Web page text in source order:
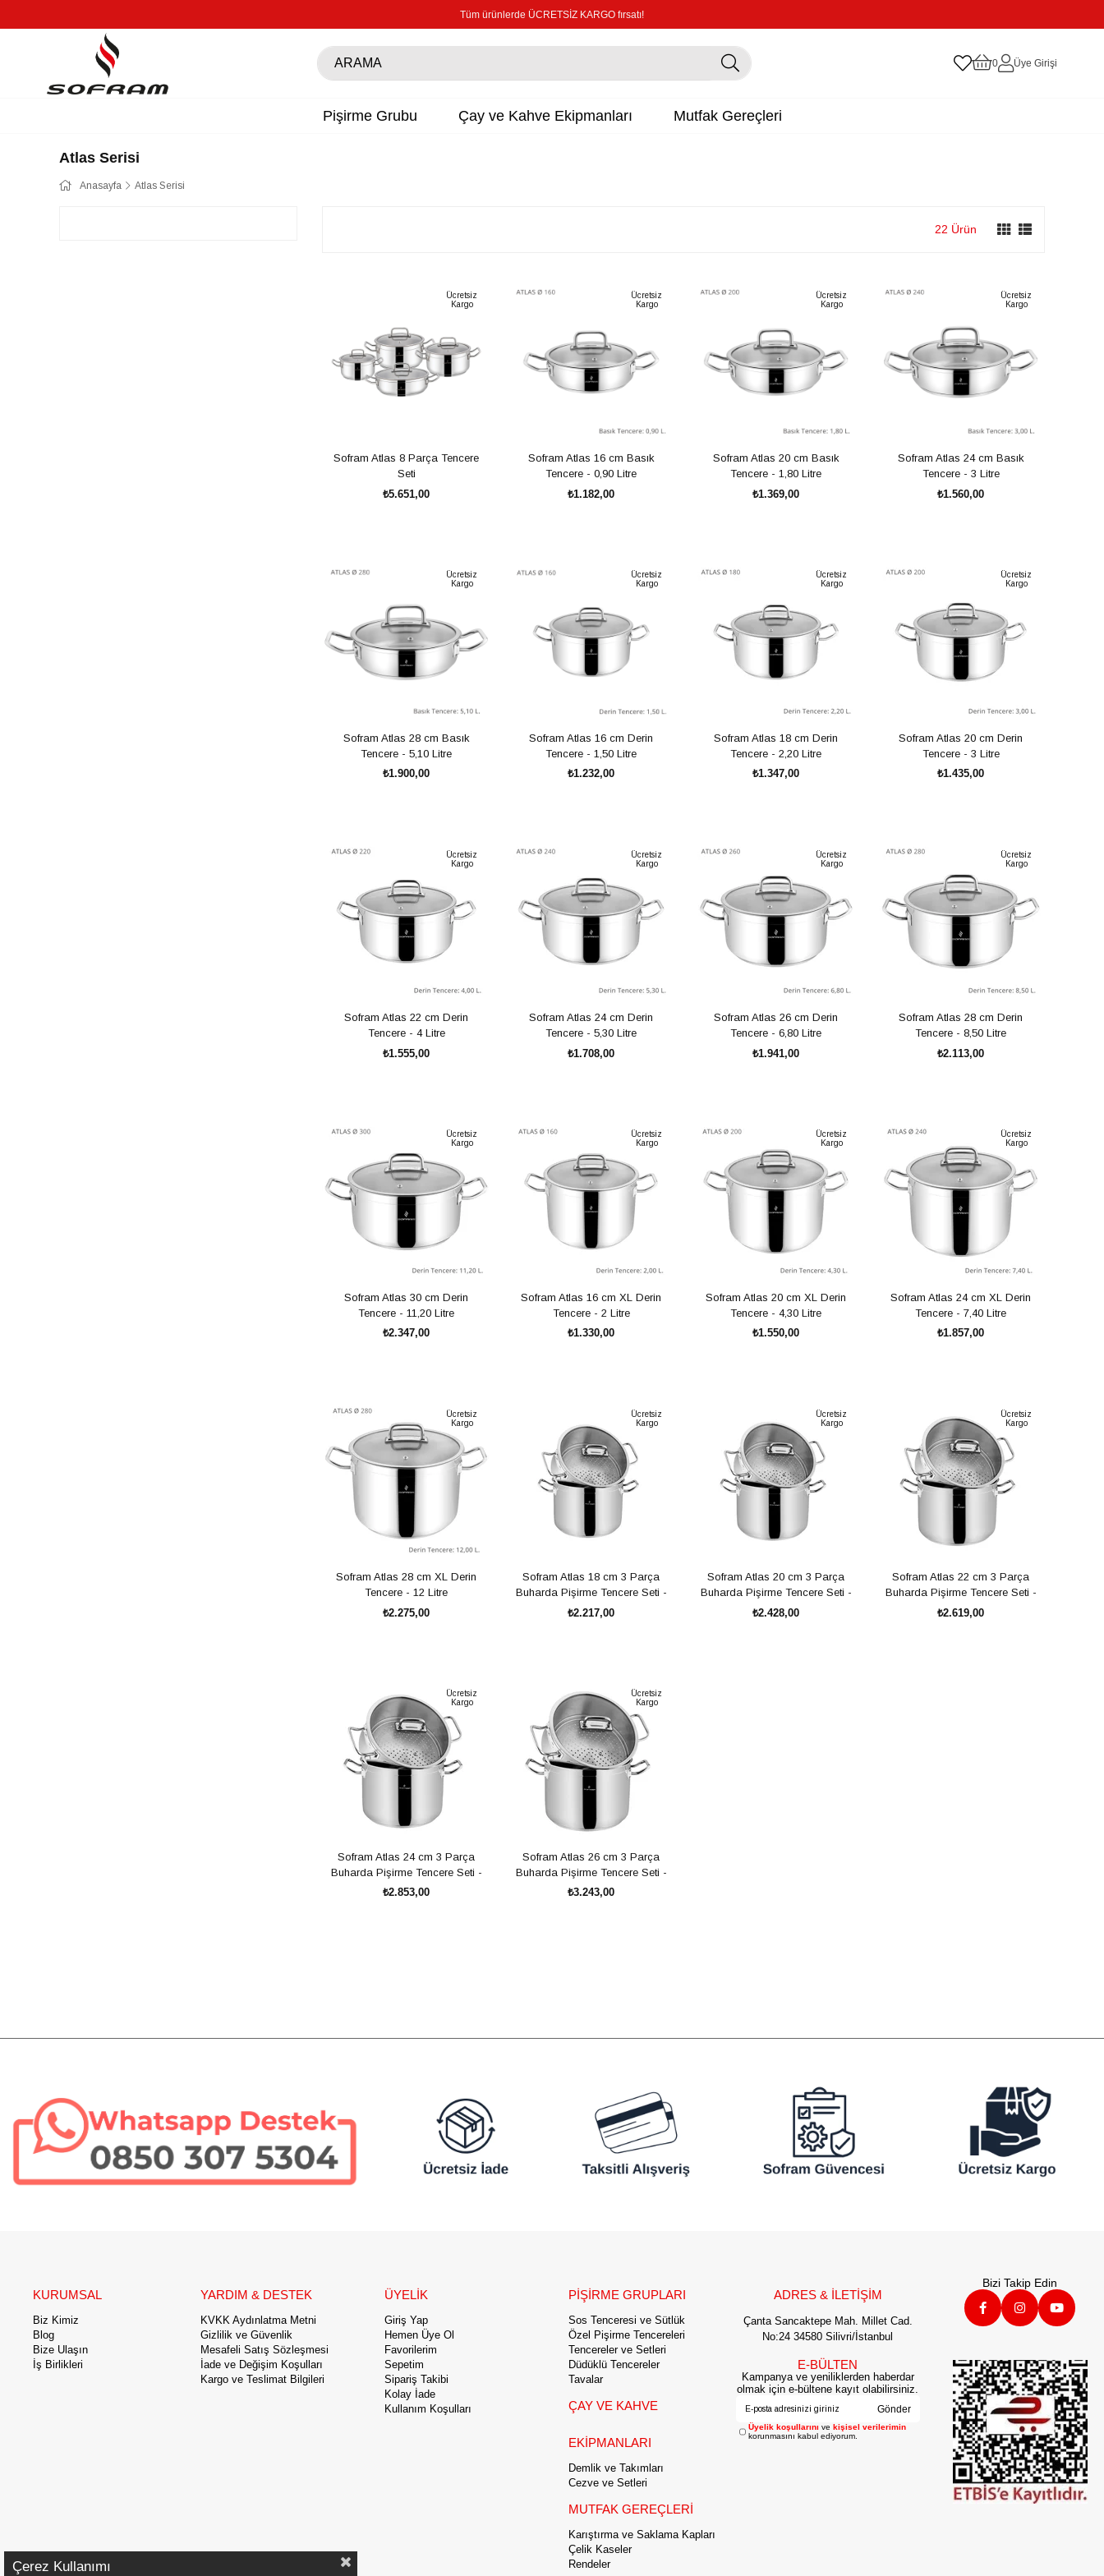
Tüm ürünlerde ÜCRETSİZ KARGO fırsatı!
0 Üye Girişi
Pişirme Grubu Çay ve Kahve Ekipmanları Mutfak Gereçleri
Atlas Serisi
Anasayfa Atlas Serisi
22 Ürün
Ücretsiz
Kargo
Sofram Atlas 8 Parça Tencere
Seti
₺5.651,00
Ücretsiz
Kargo
Sofram Atlas 16 cm Basık
Tencere - 0,90 Litre
₺1.182,00
Ücretsiz
Kargo
Sofram Atlas 20 cm Basık
Tencere - 1,80 Litre
₺1.369,00
Ücretsiz
Kargo
Sofram Atlas 24 cm Basık
Tencere - 3 Litre
₺1.560,00
Ücretsiz
Kargo
Sofram Atlas 28 cm Basık
Tencere - 5,10 Litre
₺1.900,00
Ücretsiz
Kargo
Sofram Atlas 16 cm Derin
Tencere - 1,50 Litre
₺1.232,00
Ücretsiz
Kargo
Sofram Atlas 18 cm Derin
Tencere - 2,20 Litre
₺1.347,00
Ücretsiz
Kargo
Sofram Atlas 20 cm Derin
Tencere - 3 Litre
₺1.435,00
Ücretsiz
Kargo
Sofram Atlas 22 cm Derin
Tencere - 4 Litre
₺1.555,00
Ücretsiz
Kargo
Sofram Atlas 24 cm Derin
Tencere - 5,30 Litre
₺1.708,00
Ücretsiz
Kargo
Sofram Atlas 26 cm Derin
Tencere - 6,80 Litre
₺1.941,00
Ücretsiz
Kargo
Sofram Atlas 28 cm Derin
Tencere - 8,50 Litre
₺2.113,00
Ücretsiz
Kargo
Sofram Atlas 30 cm Derin
Tencere - 11,20 Litre
₺2.347,00
Ücretsiz
Kargo
Sofram Atlas 16 cm XL Derin
Tencere - 2 Litre
₺1.330,00
Ücretsiz
Kargo
Sofram Atlas 20 cm XL Derin
Tencere - 4,30 Litre
₺1.550,00
Ücretsiz
Kargo
Sofram Atlas 24 cm XL Derin
Tencere - 7,40 Litre
₺1.857,00
Ücretsiz
Kargo
Sofram Atlas 28 cm XL Derin
Tencere - 12 Litre
₺2.275,00
Ücretsiz
Kargo
Sofram Atlas 18 cm 3 Parça
Buharda Pişirme Tencere Seti -
3,10 Litre
₺2.217,00
Ücretsiz
Kargo
Sofram Atlas 20 cm 3 Parça
Buharda Pişirme Tencere Seti -
4,30 Litre
₺2.428,00
Ücretsiz
Kargo
Sofram Atlas 22 cm 3 Parça
Buharda Pişirme Tencere Seti -
5,70 Litre
₺2.619,00
Ücretsiz
Kargo
Sofram Atlas 24 cm 3 Parça
Buharda Pişirme Tencere Seti -
7,40 Litre
₺2.853,00
Ücretsiz
Kargo
Sofram Atlas 26 cm 3 Parça
Buharda Pişirme Tencere Seti -
9,60 Litre
₺3.243,00
KURUMSAL
Biz Kimiz
Blog
Bize Ulaşın
İş Birlikleri
YARDIM & DESTEK
KVKK Aydınlatma Metni
Gizlilik ve Güvenlik
Mesafeli Satış Sözleşmesi
İade ve Değişim Koşulları
Kargo ve Teslimat Bilgileri
ÜYELİK
Giriş Yap
Hemen Üye Ol
Favorilerim
Sepetim
Sipariş Takibi
Kolay İade
Kullanım Koşulları
PİŞİRME GRUPLARI
Sos Tenceresi ve Sütlük
Özel Pişirme Tencereleri
Tencereler ve Setleri
Düdüklü Tencereler
Tavalar
ÇAY VE KAHVE
EKİPMANLARI
Demlik ve Takımları
Cezve ve Setleri
MUTFAK GEREÇLERİ
Karıştırma ve Saklama Kapları
Çelik Kaseler
Rendeler
ADRES & İLETİŞİM
Çanta Sancaktepe Mah. Millet Cad.
No:24 34580 Silivri/İstanbul
E-BÜLTEN
Kampanya ve yeniliklerden haberdar
olmak için e-bültene kayıt olabilirsiniz.
Gönder
Üyelik koşullarını vekişisel verilerimin
korunmasını kabul ediyorum.
Bizi Takip Edin
Çerez Kullanımı